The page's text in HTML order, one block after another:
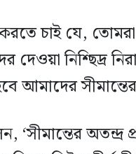
চাই যে,
নিশ্ছিদ্র
আমাদের
‘সীমান্তের অতন্দ্র